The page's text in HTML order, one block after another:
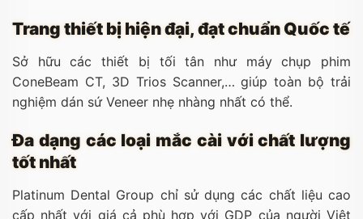
Trang thiết bị hiện đại, đạt chuẩn Quốc tế
Sở hữu các thiết bị tối tân như máy chụp phim
ConeBeam CT, 3D Trios Scanner,… giúp toàn bộ trải
nghiệm dán sứ Veneer nhẹ nhàng nhất có thể.
Đa dạng các loại mắc cài với chất lượng
tốt nhất
Platinum Dental Group chỉ sử dụng các chất liệu cao
cấp nhất với giá cả phù hợp với GDP của người Việt